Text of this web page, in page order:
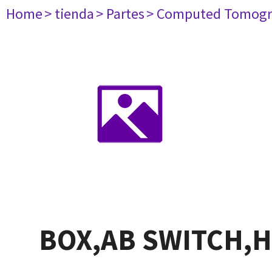
Home> tienda> Partes> Computed
BOX,AB